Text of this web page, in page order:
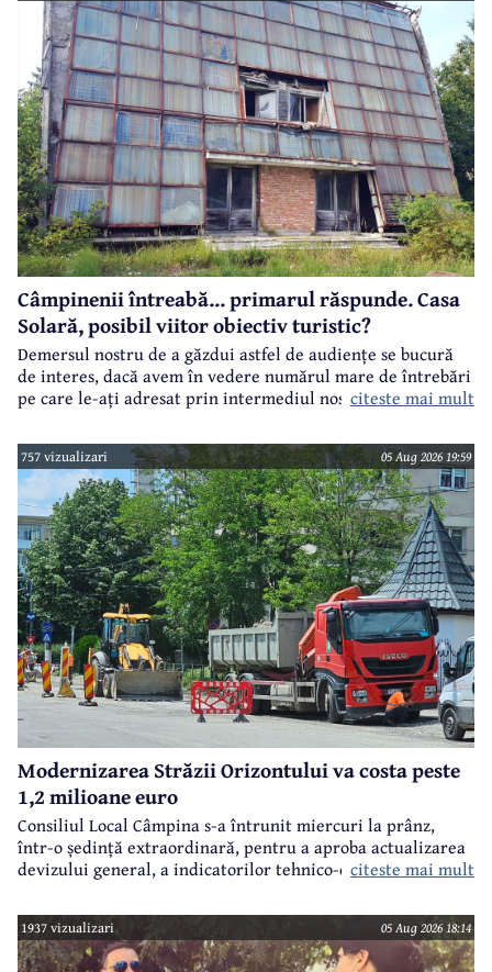
Câmpinenii întreabă... primarul răspunde. Casa
Solară, posibil viitor obiectiv turistic?
Demersul nostru de a găzdui astfel de audiențe se bucură
de interes, dacă avem în vedere numărul mare de întrebări
pe care le-ați adresat prin intermediul nostru primarului
citeste mai mult
757 vizualizari 05 Aug 2026 19:59
Modernizarea Străzii Orizontului va costa peste
1,2 milioane euro
Consiliul Local Câmpina s-a întrunit miercuri la prânz,
într-o ședință extraordinară, pentru a aproba actualizarea
devizului general, a indicatorilor tehnico-economici și a
realizarea modernizării Străzii Orizontului, obiectiv
finanțat prin Programul Național de Investiții ”Anghel
Saligny”.
citeste mai mult
1937 vizualizari 05 Aug 2026 18:14